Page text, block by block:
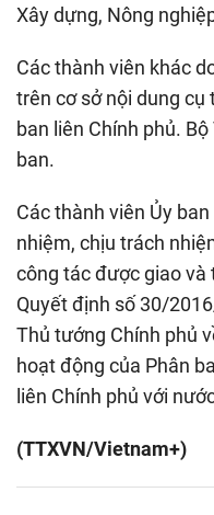
Xây dựng, Nông
Các thành viên khác
trên cơ sở nội dung cụ
ban liên Chính phủ.
ban.
Các thành viên Ủy
nhiệm, chịu trách
công tác được giao và
Quyết định số 30/
Thủ tướng Chính phủ
hoạt động của Phân
liên Chính phủ với
(TTXVN/Vietnam+)